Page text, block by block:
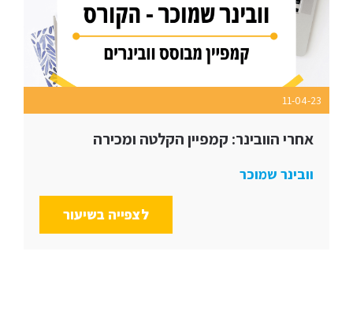
11-04-23
אחרי הוובינר: קמפיין הקלטה ומכירה
וובינר שמוכר
לצפייה בשיעור